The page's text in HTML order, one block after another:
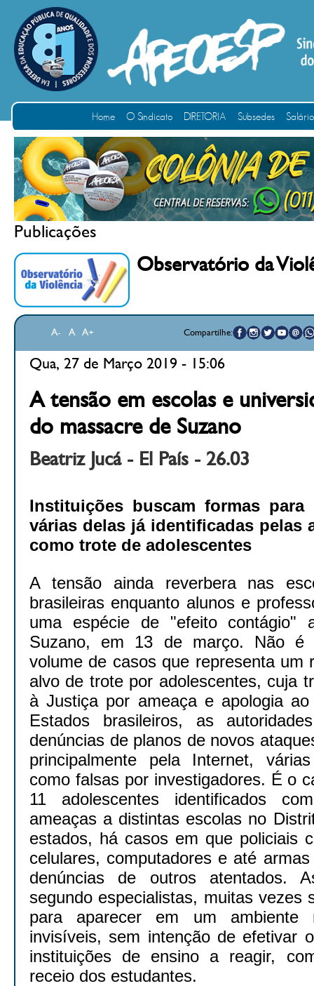
Home O Sindicato DIRETORIA Subsedes
Publicações
Observatório da
A- A A+ Compartilhe:
Qua, 27 de Março 2019 - 15:06
A tensão em escolas e
do massacre de Suzano
Beatriz Jucá - El País - 26.03
Instituições buscam formas para
várias delas já identificadas pelas
como trote de adolescentes
A tensão ainda reverbera nas
brasileiras enquanto alunos e
uma espécie de "efeito contágio"
Suzano, em 13 de março. Não é
volume de casos que representa um
alvo de trote por adolescentes, cuja
à Justiça por ameaça e apologia
Estados brasileiros, as
denúncias de planos de novos
principalmente pela Internet,
como falsas por investigadores. É o
11 adolescentes identificados
ameaças a distintas escolas no
estados, há casos em que policiais
celulares, computadores e até
denúncias de outros atentados.
segundo especialistas, muitas vezes
para aparecer em um
invisíveis, sem intenção de efetivar
instituições de ensino a reagir,
receio dos estudantes.